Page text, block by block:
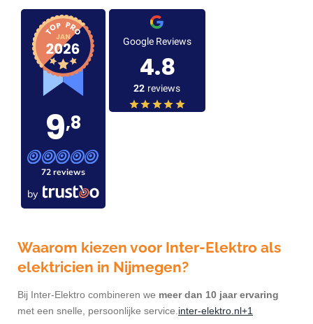
9,8
72 reviews
by
Google Reviews
4.8
22 reviews
Waarom kiezen voor Inter-Elektro als
elektricien in Nijmegen?
Bij Inter-Elektro combineren we meer dan 10 jaar ervaring
met een snelle, persoonlijke service. inter-elektro.nl+1